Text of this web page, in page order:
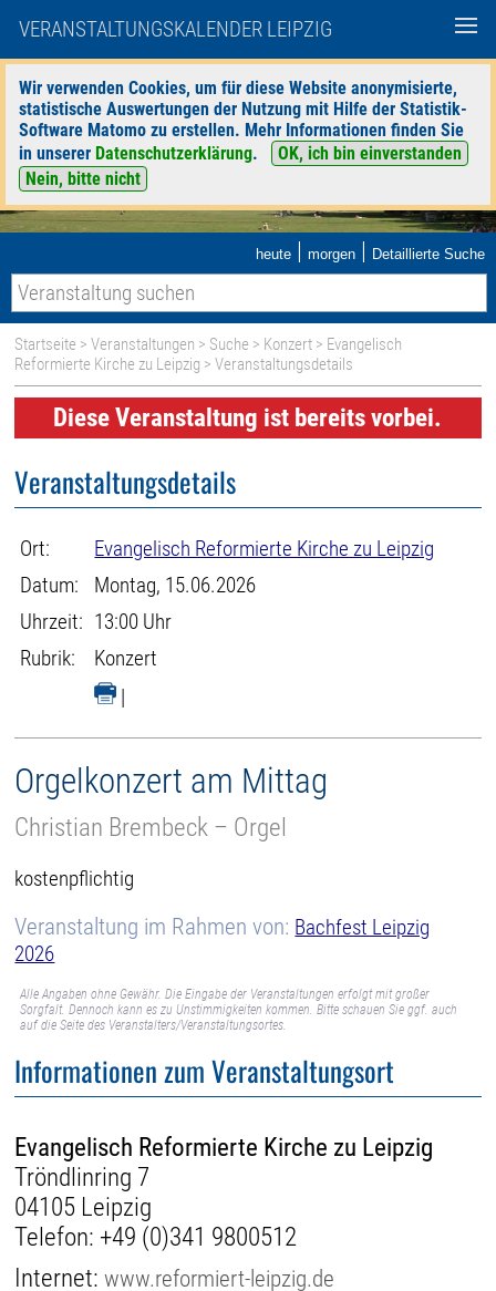
VERANSTALTUNGSKALENDER LEIPZIG
Wir verwenden Cookies, um für diese Website anonymisierte,
statistische Auswertungen der Nutzung mit Hilfe der Statistik-
Software Matomo zu erstellen. Mehr Informationen finden Sie
in unserer Datenschutzerklärung.
OK, ich bin einverstanden
Nein, bitte nicht
heute | morgen | Detaillierte Suche
Startseite >Veranstaltungen > Suche > Konzert > Evangelisch
Reformierte Kirche zu Leipzig > Veranstaltungsdetails
Diese Veranstaltung ist bereits vorbei.
Veranstaltungsdetails
Ort:
Evangelisch Reformierte Kirche zu Leipzig
Datum:
Montag, 15.06.2026
Uhrzeit: 13:00 Uhr
Rubrik:
Konzert
|
Orgelkonzert am Mittag
Christian Brembeck – Orgel
kostenpflichtig
Veranstaltung im Rahmen von: Bachfest Leipzig
2026
Alle Angaben ohne Gewähr. Die Eingabe der Veranstaltungen erfolgt mit großer
Sorgfalt. Dennoch kann es zu Unstimmigkeiten kommen. Bitte schauen Sie ggf. auch
auf die Seite des Veranstalters/Veranstaltungsortes.
Informationen zum Veranstaltungsort
Evangelisch Reformierte Kirche zu Leipzig
Tröndlinring 7
04105 Leipzig
Telefon: +49 (0)341 9800512
Internet:www.reformiert-leipzig.de